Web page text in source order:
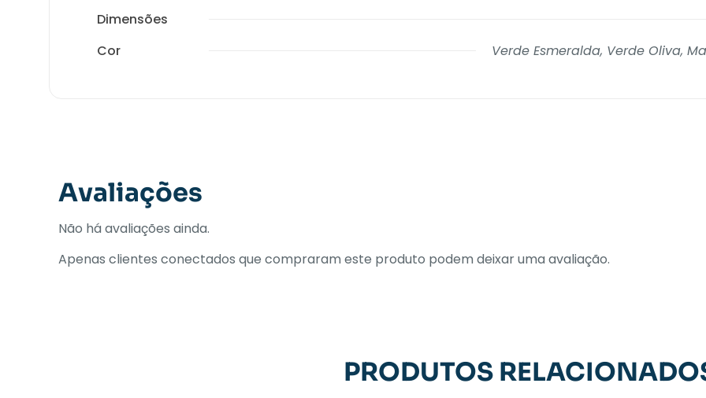
Dimensões
Cor
Verde Esmeralda, Verde Oliva,
Avaliações
Não há avaliações ainda.
Apenas clientes conectados que compraram este produto podem deixar uma avaliação.
PRODUTOS